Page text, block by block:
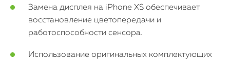
Замена дисплея на iPhone XS обеспечивает
восстановление цветопередачи и
работоспособности сенсора.
Использование оригинальных комплектующих